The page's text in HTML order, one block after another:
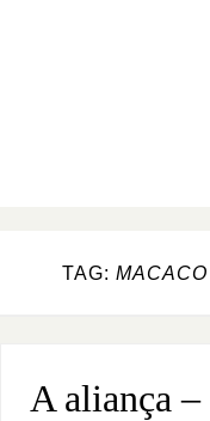
TAG:
A aliança